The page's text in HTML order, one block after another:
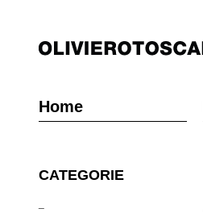
Home
CATEGORIE